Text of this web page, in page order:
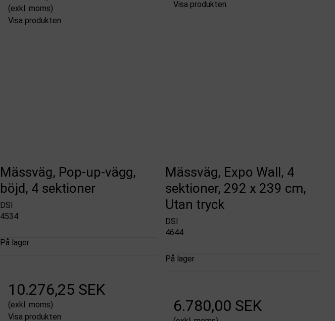
(exkl. moms)
Visa produkten
Visa produkten
Mässväg, Pop-up-vägg,
böjd, 4 sektioner
DSI
4534
På lager
10.276,25 SEK
(exkl. moms)
Visa produkten
Mässväg, Expo Wall, 4
sektioner, 292 x 239 cm,
Utan tryck
DSI
4644
På lager
6.780,00 SEK